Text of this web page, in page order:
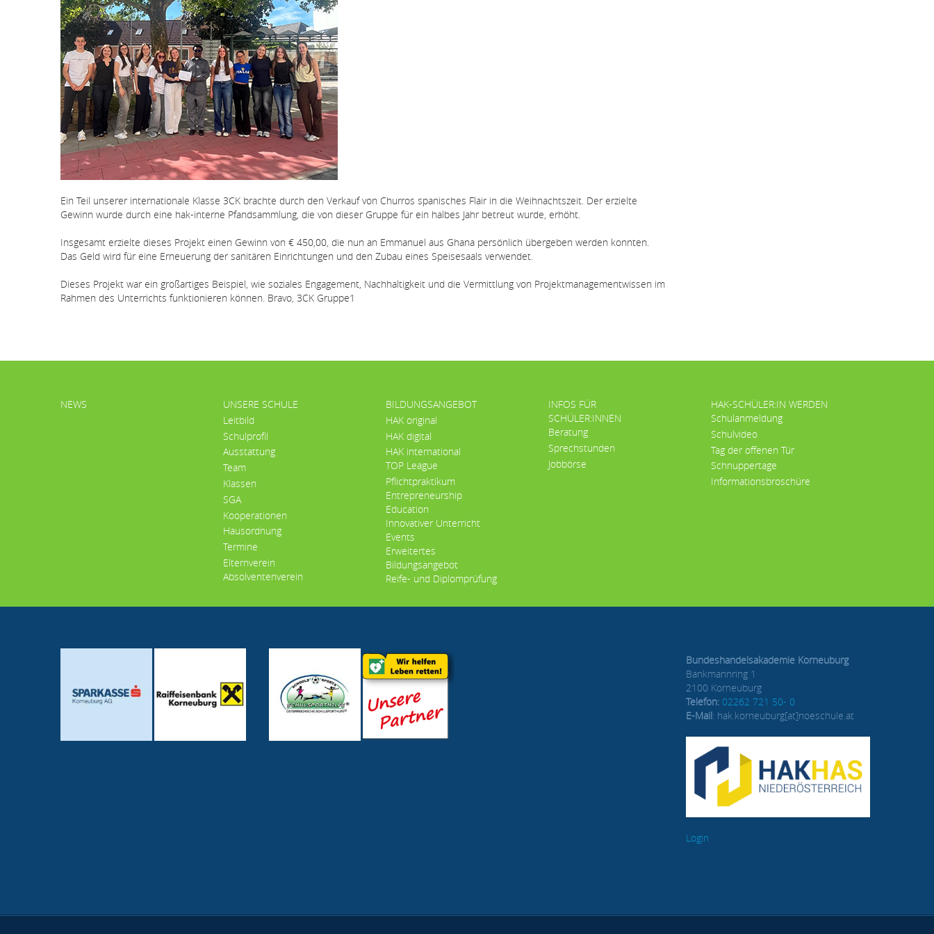
Ein Teil unserer internationale Klasse 3CK brachte durch den Verkauf von Churros spanisches Flair in die Weihnachtszeit. Der erzielte
Gewinn wurde durch eine hak-interne Pfandsammlung, die von dieser Gruppe für ein halbes Jahr betreut wurde, erhöht.
Insgesamt erzielte dieses Projekt einen Gewinn von € 450,00, die nun an Emmanuel aus Ghana persönlich übergeben werden konnten.
Das Geld wird für eine Erneuerung der sanitären Einrichtungen und den Zubau eines Speisesaals verwendet.
Dieses Projekt war ein großartiges Beispiel, wie soziales Engagement, Nachhaltigkeit und die Vermittlung von Projektmanagementwissen im
Rahmen des Unterrichts funktionieren können. Bravo, 3CK Gruppe1
HAUPTMENÜ
NEWS
UNSERE SCHULE
Leitbild
Schulprofil
Ausstattung
Team
Klassen
SGA
Kooperationen
Hausordnung
Termine
Elternverein
Absolventenverein
BILDUNGSANGEBOT
HAK original
HAK digital
HAK international
TOP League
Pflichtpraktikum
Entrepreneurship
Education
Innovativer Unterricht
Events
Erweitertes
Bildungsangebot
Reife- und Diplomprüfung
INFOS FÜR
SCHÜLER:INNEN
Beratung
Sprechstunden
Jobbörse
HAK-SCHÜLER:IN WERDEN
Schulanmeldung
Schulvideo
Tag der offenen Tür
Schnuppertage
Informationsbroschüre
Bundeshandelsakademie Korneuburg
Bankmannring 1
2100 Korneuburg
Telefon: 02262 721 50- 0
E-Mail: hak.korneuburg[at]noeschule.at
Login